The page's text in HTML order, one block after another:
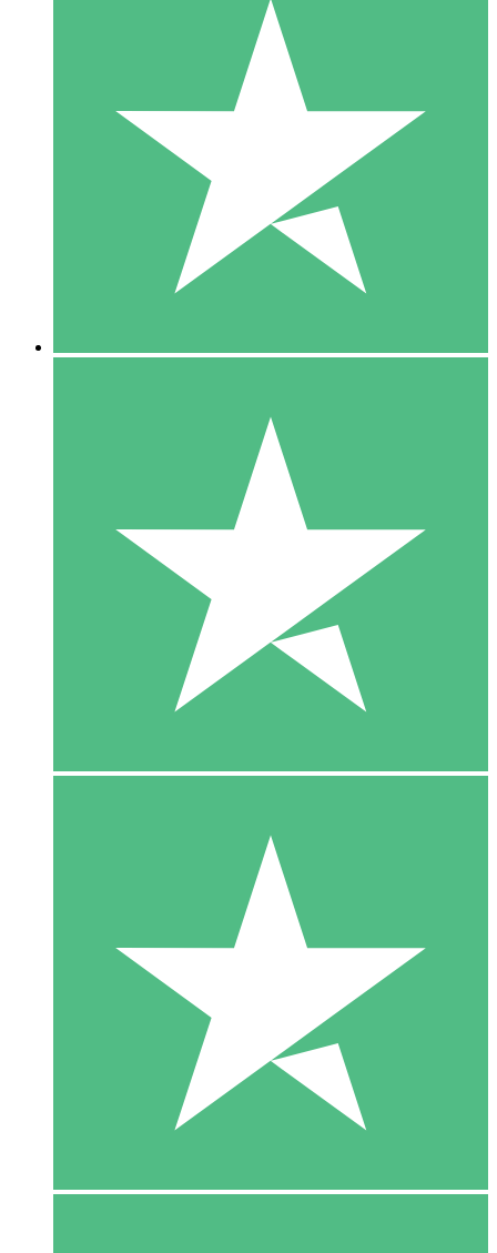
Individuelle Credit-Pakete
Zahlen Sie nach Bedarf mit Download-Credits. Keine
monatliche Verpflichtung erforderlich.
10 00
10 Downloads
20 00